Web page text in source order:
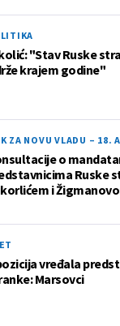
"Stav Ruske
krajem godine"
ZA NOVU VLADU – 18.
o
Ruske
i
vređala
Marsovci